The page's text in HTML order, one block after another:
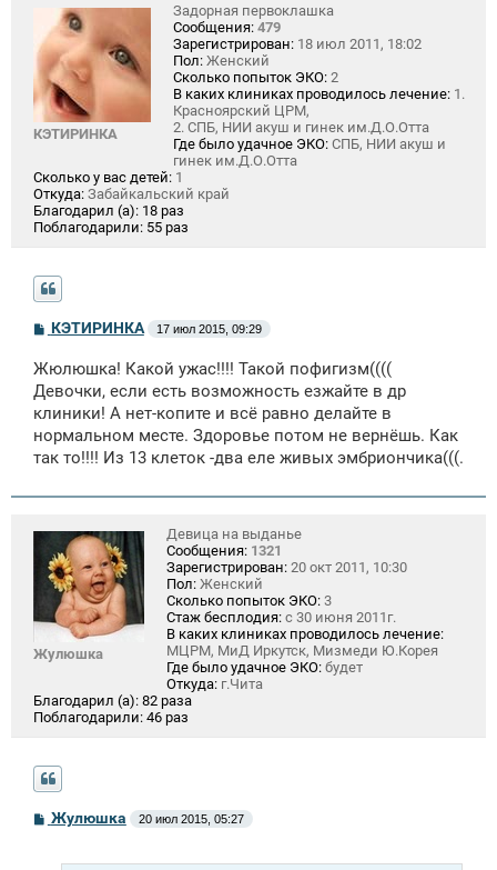
КЭТИРИНКА
Задорная первоклашка
Сообщения: 479
Зарегистрирован: 18 июл 2011, 18:02
Пол: Женский
Сколько попыток ЭКО: 2
В каких клиниках проводилось лечение: 1.
Красноярский ЦРМ,
2. СПБ, НИИ акуш и гинек им.Д.О.Отта
Где было удачное ЭКО: СПБ, НИИ акуш и
гинек им.Д.О.Отта
Сколько у вас детей: 1
Откуда: Забайкальский край
Благодарил (а): 18 раз
Поблагодарили: 55 раз
С
о
б
щ
н
и
КЭТИРИНКА 17 июл 2015, 09:29
Жюлюшка! Какой ужас!!!! Такой пофигизм((((
Девочки, если есть возможность езжайте в др
клиники! А нет-копите и всё равно делайте в
нормальном месте. Здоровье потом не вернёшь. Как
так то!!!! Из 13 клеток -два еле живых эмбриончика(((.
Жулюшка
Девица на выданье
Сообщения: 1321
Зарегистрирован: 20 окт 2011, 10:30
Пол: Женский
Сколько попыток ЭКО: 3
Стаж бесплодия: с 30 июня 2011г.
В каких клиниках проводилось лечение:
МЦРМ, МиД Иркутск, Мизмеди Ю.Корея
Где было удачное ЭКО: будет
Откуда: г.Чита
Благодарил (а): 82 раза
Поблагодарили: 46 раз
С
о
Жулюшка 20 июл 2015, 05:27